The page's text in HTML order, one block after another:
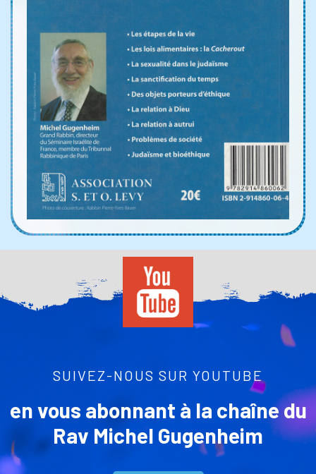
SUIVEZ-NOUS SUR YOUTUBE
en vous abonnant à la chaîne du
Rav Michel Gugenheim